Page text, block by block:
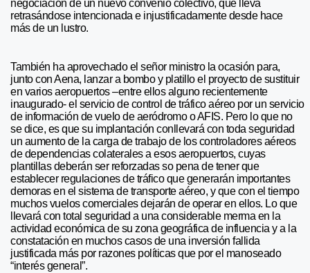
negociación de un nuevo convenio colectivo, que lleva
retrasándose intencionada e injustificadamente desde hace
más de un lustro.
También ha aprovechado el señor ministro la ocasión para,
junto con Aena, lanzar a bombo y platillo el proyecto de sustituir
en varios aeropuertos –entre ellos alguno recientemente
inaugurado- el servicio de control de tráfico aéreo por un servicio
de información de vuelo de aeródromo o AFIS. Pero lo que no
se dice, es que su implantación conllevará con toda seguridad
un aumento de la carga de trabajo de los controladores aéreos
de dependencias colaterales a esos aeropuertos, cuyas
plantillas deberán ser reforzadas so pena de tener que
establecer regulaciones de tráfico que generarán importantes
demoras en el sistema de transporte aéreo, y que con el tiempo
muchos vuelos comerciales dejarán de operar en ellos. Lo que
llevará con total seguridad a una considerable merma en la
actividad económica de su zona geográfica de influencia y a la
constatación en muchos casos de una inversión fallida
justificada más por razones políticas que por el manoseado
“interés general”.